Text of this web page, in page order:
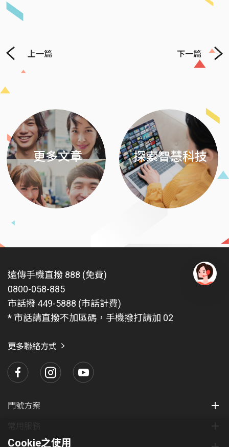
上一篇 下一篇
更多文章 探索智慧科技
遠傳手機直撥 888 (免費)
0800-058-885
市話撥 449-5888 (市話計費)
* 市話請直撥不加區碼，手機撥打請加 02
更多聯絡方式
門號方案
Cookie之使用